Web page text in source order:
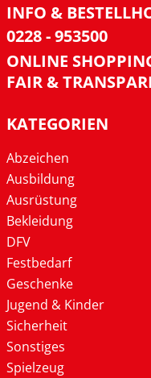
INFO &
0228 - 953500
ONLINE
FAIR &
KATEGORIEN
Abzeichen
Ausbildung
Ausrüstung
Bekleidung
DFV
Festbedarf
Geschenke
Jugend & Kinder
Sicherheit
Sonstiges
Spielzeug